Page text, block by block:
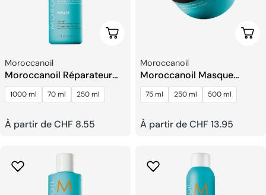
Choisissez Les Options
Fournisseur:
Moroccanoil
Moroccanoil Réparateur
Hydratant Shampooing
1000 ml 70 ml 250 ml
Prix
À partir de CHF 8.55
Fournisseur:
Moroccanoil
Moroccanoil Masque
Hydratant Intensif
75 ml 250 ml 500 ml
Prix
À partir de CHF 13.95